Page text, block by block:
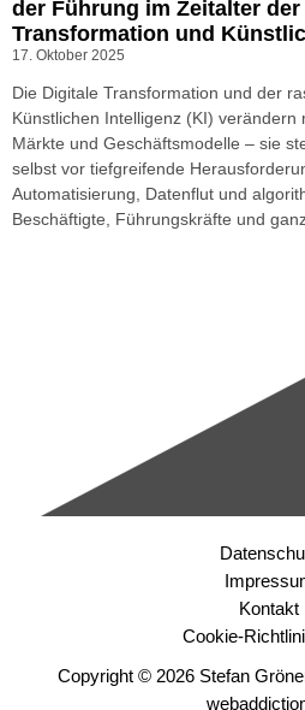
der Führung im Zeitalter
Transformation und
17. Oktober 2025
Die Digitale Transformation und der
Künstlichen Intelligenz (KI) verändern
Märkte und Geschäftsmodelle – sie
selbst vor tiefgreifende
Automatisierung, Datenflut und
Beschäftigte, Führungskräfte und
Kontakt
Cookie-
Copyright © 2026 Stefan